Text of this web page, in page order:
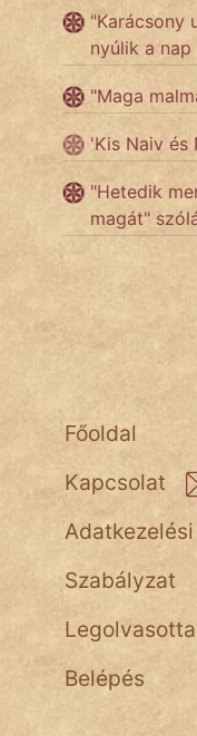
ZENE
FILM
ÉLETMÓD
MAGYARSÁG
És
TÖRTÉNELEM
Jób Gedeon
Láron Ádám
mikkamakka
vörös ördög
nagyöreg
"Karácsony
nyúlik a
"Maga
'Kis Naiv és
"Hetedik
magát"
Főoldal
Kapcsolat
Szabályzat
Belépés